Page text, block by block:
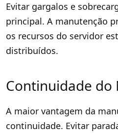
Evitar gargalos e
principal. A manutenção
os recursos do servidor
distribuídos.
Continuidade do
A maior vantagem da
continuidade. Evitar